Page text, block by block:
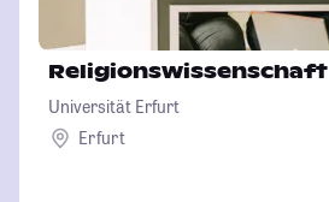
Religionswissenschaft
Universität Erfurt
Erfurt